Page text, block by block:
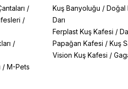
/
/
/
/M-Pets
Kuş Banyoluğu / Doğal
Darı
Ferplast Kuş Kafesi /
Papağan Kafesi / Kuş
Vision Kuş Kafesi /